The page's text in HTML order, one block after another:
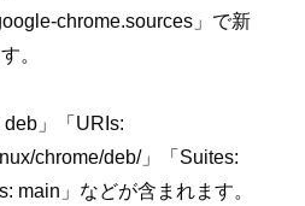
chrome.sources」で新
。
」「URIs:
chrome/deb/」「Suites:
main」などが含まれます。